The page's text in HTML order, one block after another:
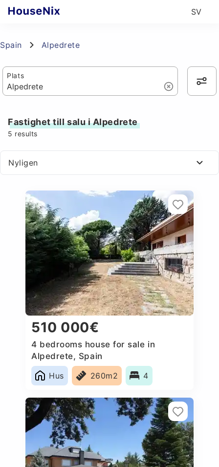
SV
Spain Alpedrete
Plats
Fastighet till salu i Alpedrete
5 results
Nyligen
510 000€
4 bedrooms house for sale in
Alpedrete, Spain
Hus
260m2 4